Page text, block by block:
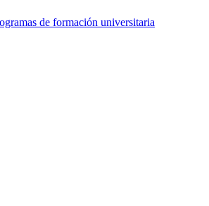
de formación universitaria